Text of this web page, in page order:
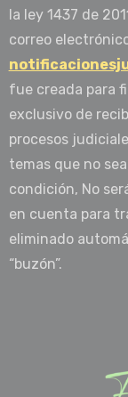
la ley 1437 de
correo
fue creada para
exclusivo de
procesos
temas que no
condición, No
en cuenta para
eliminado
“buzón”.